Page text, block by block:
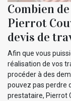
Combien
Pierrot
devis de
Afin que vous
réalisation de vos
procéder à des
pouvez pas perdre
prestataire, Pierrot